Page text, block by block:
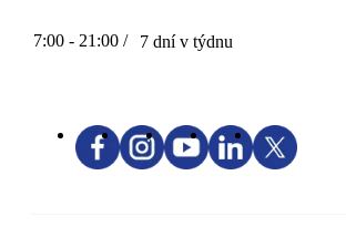
7:00 - 21:00 / 7 dní v týdnu